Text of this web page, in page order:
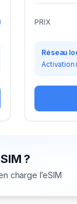
PRIX
Réseau
Activation
?
charge l’eSIM